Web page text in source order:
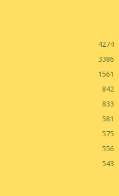
4274
3386
1561
842
833
581
575
556
543